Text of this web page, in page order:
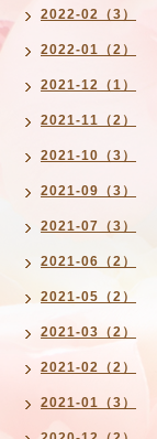
2022-02（3）
2022-01（2）
2021-12（1）
2021-11（2）
2021-10（3）
2021-09（3）
2021-07（3）
2021-06（2）
2021-05（2）
2021-03（2）
2021-02（2）
2021-01（3）